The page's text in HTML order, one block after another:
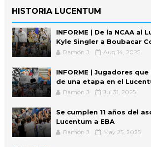
HISTORIA LUCENTUM
INFORME | De la NCAA al
Kyle Singler a Boubacar
Ramón J. Aug 14, 2025
INFORME | Jugadores
de una etapa en el
Ramón J. Jul 31, 2025
Se cumplen 11 años del
Lucentum a EBA
Ramón J. May 25, 2025